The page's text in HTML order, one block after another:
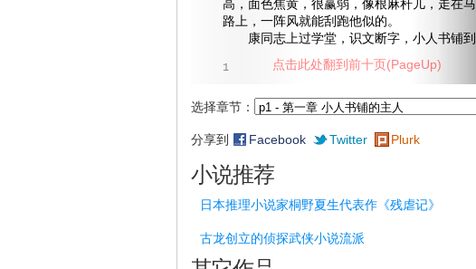
高，面色焦黄，很赢弱，像根麻秆儿，走在马
路上，一阵风就能刮跑他似的。
康同志上过学堂，识文断字，小人书铺到
1
选择章节：
分享到 Facebook Twitter Plurk
点击此处翻到前十页(PageUp)
小说推荐
日本推理小说家桐野夏生代表作《残虐记》
古龙创立的侦探武侠小说流派